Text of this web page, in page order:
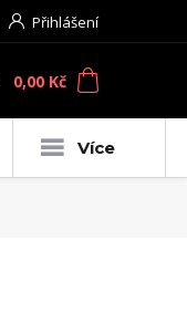
Přihlášení
0,00 Kč
Více